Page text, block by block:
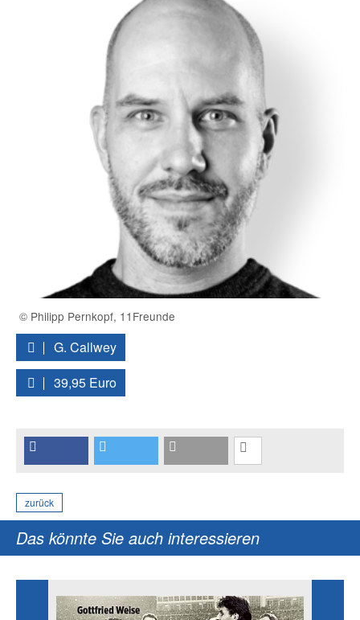
© Philipp Pernkopf, 11Freunde
G. Callwey
39,95 Euro
zurück
Das könnte Sie auch interessieren